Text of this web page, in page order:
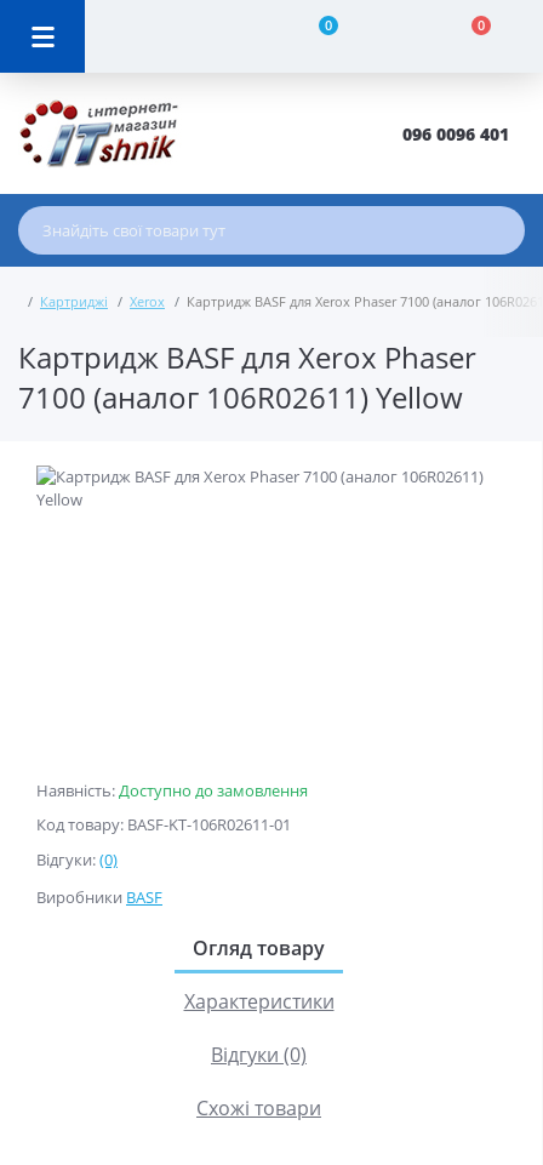
0 0
096 0096 401
Картриджі Xerox Картридж BASF для Xerox Phaser 7100 (аналог
Картридж BASF для Xerox Phaser
7100 (аналог 106R02611) Yellow
Наявність:Доступно до замовлення
Код товару: BASF-KT-106R02611-01
Відгуки:(0)
Виробники BASF
Огляд товару
Характеристики
Відгуки (0)
Схожі товари